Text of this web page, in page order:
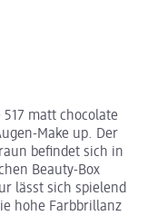
517 matt chocolate
Make up. Der
befindet sich in
Beauty-Box
lässt sich spielend
hohe Farbbrillanz